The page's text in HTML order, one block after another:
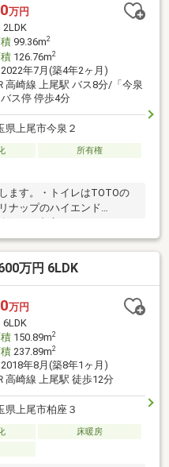
万円
2LDK
99.36m2
126.76m2
2022年7月(築4年2ヶ月)
高崎線 上尾駅 バス8分/「今泉
ス停 停歩4分
県上尾市今泉２
所有権
ます。・トイレはTOTOの
ナップのハイエンド
ルガラス採用・第一種換
）・気密C価0.29・耐震等
ール採用（無結露保証35
理地内で綺麗な街並み目に
証、施工品質にもこだわっ
万円 6LDK
万円
6LDK
150.89m2
237.89m2
2018年8月(築8年1ヶ月)
高崎線 上尾駅 徒歩12分
県上尾市柏座３
床暖房